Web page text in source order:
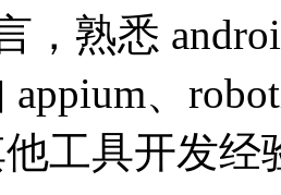
，熟悉
、
工具开发经